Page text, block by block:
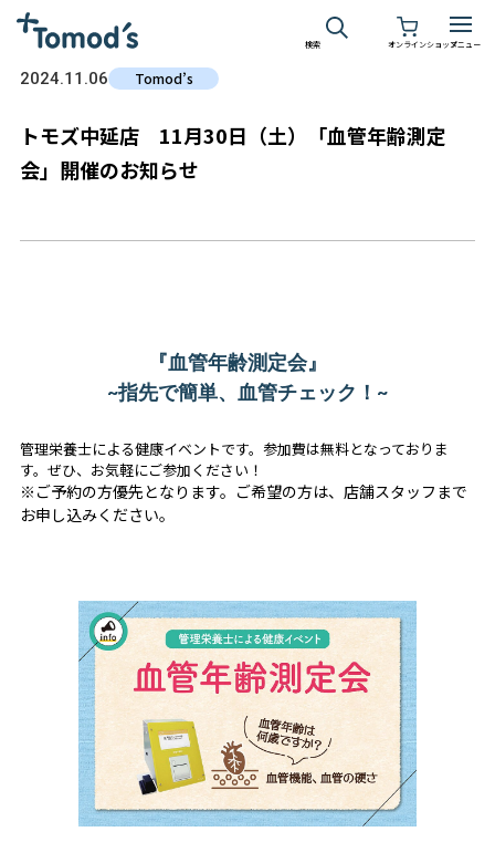
検索 オンラインショップメニュー
2024.11.06 Tomod’s
トモズ中延店 11月30日（土）「血管年齢測定
会」開催のお知らせ
『血管年齢測定会』
~指先で簡単、血管チェック！~
管理栄養士による健康イベントです。参加費は無料となっておりま
す。ぜひ、お気軽にご参加ください！
※ご予約の方優先となります。ご希望の方は、店舗スタッフまで
お申し込みください。